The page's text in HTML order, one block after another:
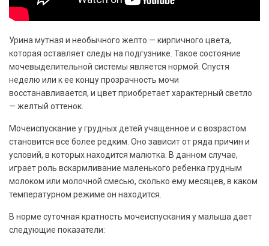
Урина мутная и необычного желто — кирпичного цвета,
которая оставляет следы на подгузнике. Такое состояние
мочевыделительной системы является нормой. Спустя
неделю или к ее концу прозрачность мочи
восстанавливается, и цвет приобретает характерный светло
— желтый оттенок.
Мочеиспускание у грудных детей учащенное и с возрастом
становится все более редким. Оно зависит от ряда причин и
условий, в которых находится малютка. В данном случае,
играет роль вскармливание маленького ребенка грудным
молоком или молочной смесью, сколько ему месяцев, в каком
температурном режиме он находится.
В норме суточная кратность мочеиспускания у малыша дает
следующие показатели: